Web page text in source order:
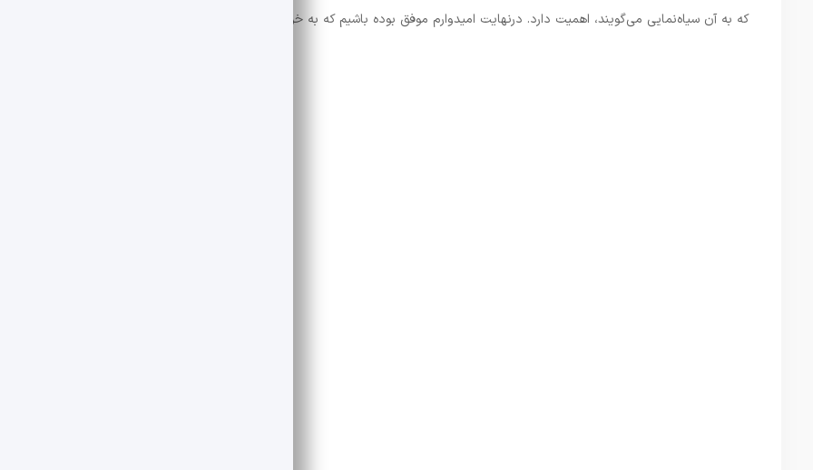
که به آن سیاه‌نمایی می‌گویند، اهمیت دارد. درنهایت امیدوارم موفق بوده باشیم که به خوبی ۲ جوان را در جامعه امروزی به تصویر بکشیم.